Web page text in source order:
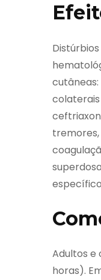
Adultos e
horas).